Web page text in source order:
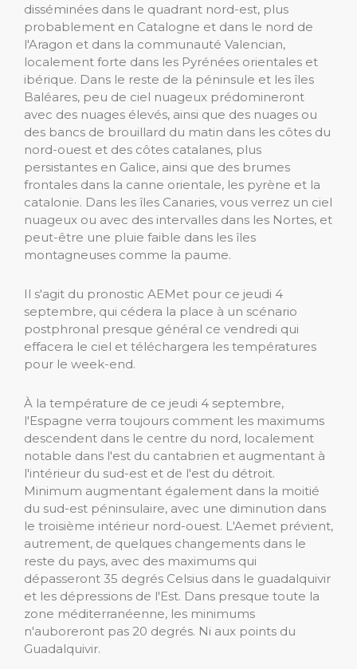
disséminées dans le quadrant nord-est, plus
probablement en Catalogne et dans le nord de
l'Aragon et dans la communauté Valencian,
localement forte dans les Pyrénées orientales et
ibérique. Dans le reste de la péninsule et les îles
Baléares, peu de ciel nuageux prédomineront
avec des nuages ​​élevés, ainsi que des nuages ​​ou
des bancs de brouillard du matin dans les côtes du
nord-ouest et des côtes catalanes, plus
persistantes en Galice, ainsi que des brumes
frontales dans la canne orientale, les pyrène et la
catalonie. Dans les îles Canaries, vous verrez un ciel
nuageux ou avec des intervalles dans les Nortes, et
peut-être une pluie faible dans les îles
montagneuses comme la paume.
Il s'agit du pronostic AEMet pour ce jeudi 4
septembre, qui cédera la place à un scénario
postphronal presque général ce vendredi qui
effacera le ciel et téléchargera les températures
pour le week-end.
À la température de ce jeudi 4 septembre,
l'Espagne verra toujours comment les maximums
descendent dans le centre du nord, localement
notable dans l'est du cantabrien et augmentant à
l'intérieur du sud-est et de l'est du détroit.
Minimum augmentant également dans la moitié
du sud-est péninsulaire, avec une diminution dans
le troisième intérieur nord-ouest. L'Aemet prévient,
autrement, de quelques changements dans le
reste du pays, avec des maximums qui
dépasseront 35 degrés Celsius dans le guadalquivir
et les dépressions de l'Est. Dans presque toute la
zone méditerranéenne, les minimums
n'auboreront pas 20 degrés. Ni aux points du
Guadalquivir.